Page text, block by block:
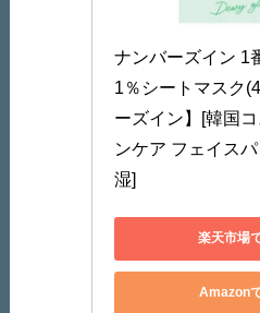
ナンバーズイン 1
1％シートマスク
ーズイン】[韓国
ンケア フェイス
湿]
楽天市場
Amazon